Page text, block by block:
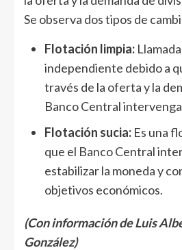
Se observa dos tipos de
Flotación limpia:
independiente debido a
través de la oferta y la
Banco Central
Flotación sucia: Es una
que el Banco Central
estabilizar la moneda y
objetivos económicos.
(Con información de Luis
González)